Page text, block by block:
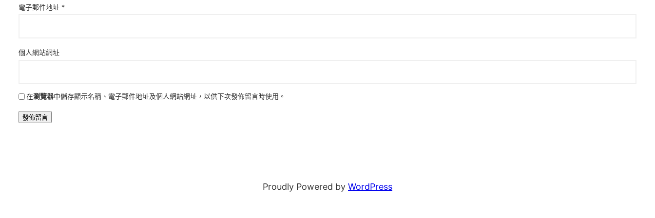
電子郵件地址 *
個人網站網址
在瀏覽器中儲存顯示名稱、電子郵件地址及個人網站網址，以供下次發佈留言時使用。
Proudly Powered by WordPress